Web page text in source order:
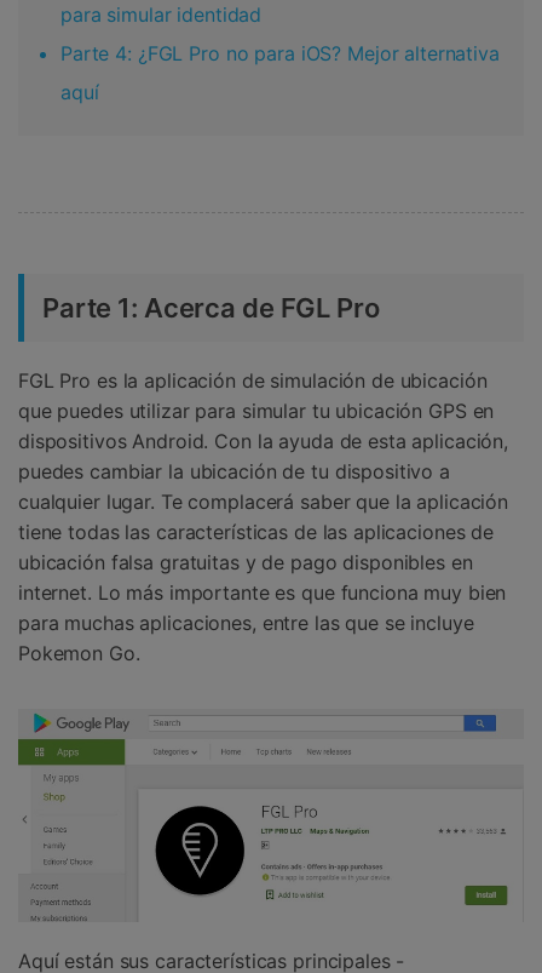
para simular identidad
Parte 4: ¿FGL Pro no para iOS? Mejor alternativa
aquí
Parte 1: Acerca de FGL Pro
FGL Pro es la aplicación de simulación de ubicación
que puedes utilizar para simular tu ubicación GPS en
dispositivos Android. Con la ayuda de esta aplicación,
puedes cambiar la ubicación de tu dispositivo a
cualquier lugar. Te complacerá saber que la aplicación
tiene todas las características de las aplicaciones de
ubicación falsa gratuitas y de pago disponibles en
internet. Lo más importante es que funciona muy bien
para muchas aplicaciones, entre las que se incluye
Pokemon Go.
Aquí están sus características principales -